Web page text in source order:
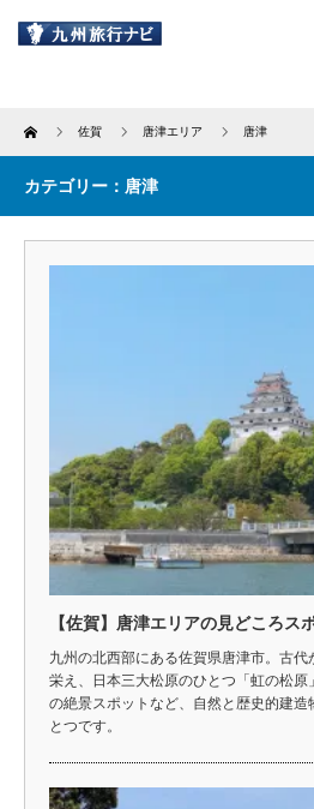
Home 佐賀 唐津エリア 唐津
カテゴリー：唐津
【佐賀】唐津エリアの見どころス
九州の北西部にある佐賀県唐津市。古
栄え、日本三大松原のひとつ「虹の松原
の絶景スポットなど、自然と歴史的建造
とつです。